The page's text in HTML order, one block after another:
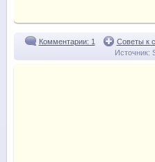
Комментарии: 1 Советы к
Источник: